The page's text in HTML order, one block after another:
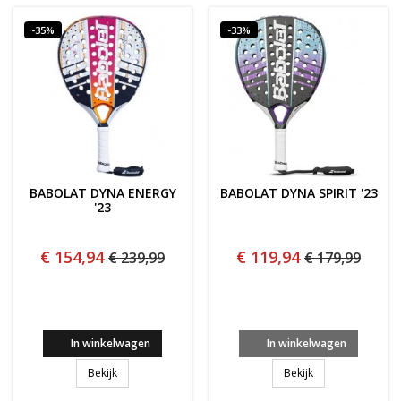
-35%
BABOLAT DYNA ENERGY
'23
€ 154,94 € 239,99
In winkelwagen
BekijkBABOLAT DYNA ENERGY '23
-33%
BABOLAT DYNA SPIRIT '23
€ 119,94 € 179,99
In winkelwagen
BekijkBABOLAT DYNA